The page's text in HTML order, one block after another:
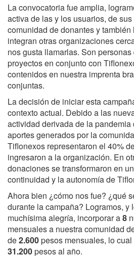
La convocatoria fue amplia,
activa de las y los usuarios, de
comunidad de donantes y
integran otras organizaciones
nos gusta llamarlas. Son
proyectos en conjunto con
contenidos en nuestra imprenta
conjuntas.
La decisión de iniciar esta
contexto actual. Debido a las
actividad derivada de la pandemia
aportes generados por la
Tiflonexos representaron el 40%
ingresaron a la organización. En
donaciones se transformaron en
continuidad y la autonomía de
Ahora bien ¿cómo nos fue? ¿qué
durante la campaña? Logramos, y
muchísima alegría, incorporar a8
mensuales a nuestra comunidad
de2.600pesos mensuales, lo
31.200pesos al año.